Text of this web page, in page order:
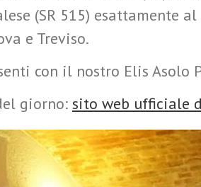
(SR 515) esattamente
e Treviso.
con il nostro Elis Asolo
giorno: sito web ufficiale